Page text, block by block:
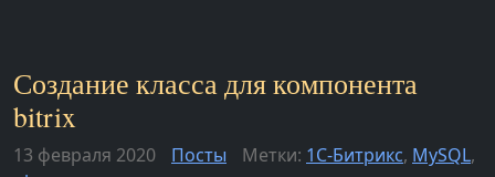
Создание класса для компонента
bitrix
13 февраля 2020 Посты Метки: 1С-Битрикс, MySQL,